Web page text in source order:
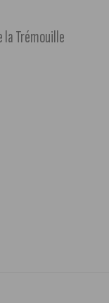
la Trémouille